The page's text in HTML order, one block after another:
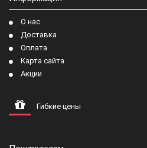
О нас
Доставка
Оплата
Карта сайта
Акции
Гибкие цены